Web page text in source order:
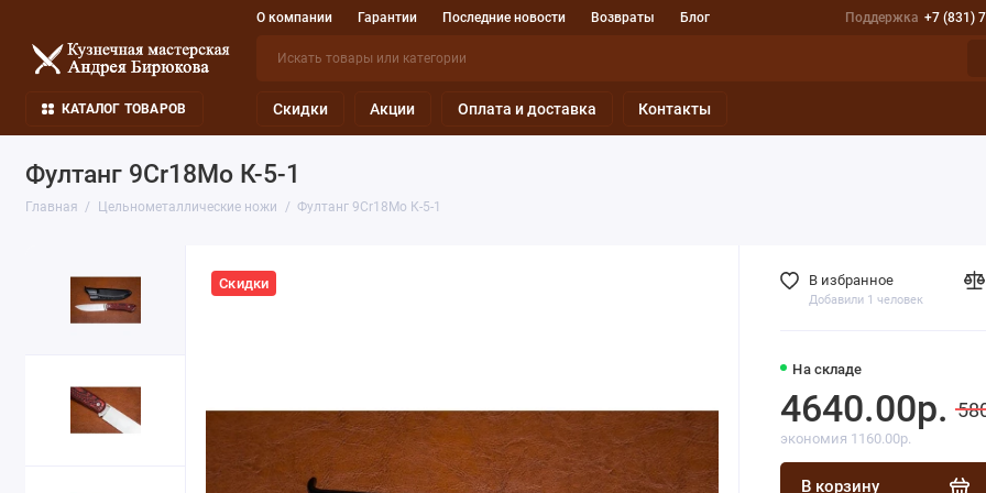
О компании Гарантии Последние новости Возвраты Блог Поддержка +7 (831)
КАТАЛОГ ТОВАРОВ Скидки Акции Оплата и доставка Контакты
Фултанг 9Cr18Mo К-5-1
Главная Цельнометаллические ножи Фултанг 9Cr18Mo К-5-1
Скидки
На складе
4640.00р.
экономия 1160.00р.
В корзину
В избранное
Добавили 1 человек